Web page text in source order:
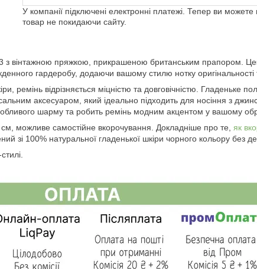
У компанії підключені електронні платежі. Тепер ви можете
товар не покидаючи сайту.
з вінтажною пряжкою, прикрашеною британським прапором.
гардеробу, додаючи вашому стилю нотку оригінальності
ремінь відрізняється міцністю та довговічністю. Гладеньке
аксесуаром, який ідеально підходить для носіння з
шарму та робить ремінь модним акцентом у вашому
можливе самостійне вкорочування. Докладніше про те, як
зі 100% натуральної гладенької шкіри чорного кольору без